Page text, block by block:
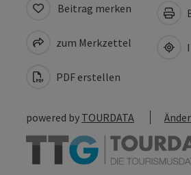
Beitrag merken
zum Merkzettel
PDF erstellen
powered by TOURDATA